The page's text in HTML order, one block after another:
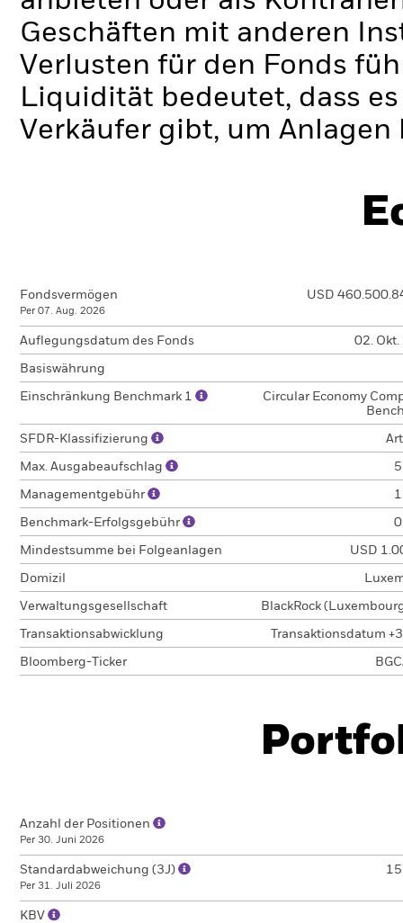
Geschäften mit anderen
Verlusten für den Fonds
Liquidität bedeutet, dass
Verkäufer gibt, um
Fondsvermögen
Per 07. Aug. 2026
USD
Auflegungsdatum des Fonds 02.
Basiswährung
Einschränkung Benchmark 1
Circular Economy
SFDR-Klassifizierung
Max. Ausgabeaufschlag
Managementgebühr
Benchmark-Erfolgsgebühr
Mindestsumme bei Folgeanlagen USD
Domizil
Verwaltungsgesellschaft BlackRock
Transaktionsabwicklung Transaktionsdatum
Bloomberg-Ticker
Anzahl der Positionen
Per 30. Juni 2026
Standardabweichung (3J)
Per 31. Juli 2026
KBV